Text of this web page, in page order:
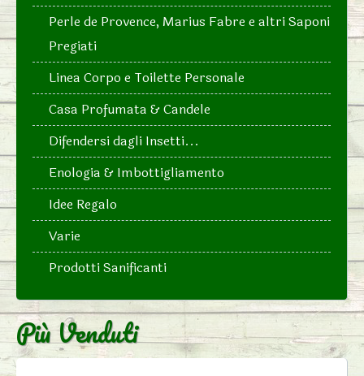
Perle de Provence, Marius Fabre e altri Saponi
Pregiati
Linea Corpo e Toilette Personale
Casa Profumata & Candele
Difendersi dagli Insetti...
Enologia & Imbottigliamento
Idee Regalo
Varie
Prodotti Sanificanti
Più Venduti